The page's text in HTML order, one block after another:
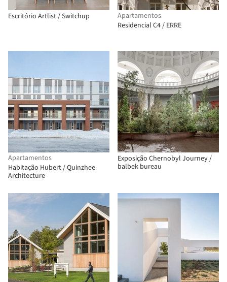
Escritório Artlist / Switchup
Apartamentos
Residencial C4 / ERRE
Apartamentos
Habitação Hubert / Quinzhee
Architecture
Exposição Chernobyl Journey /
balbek bureau